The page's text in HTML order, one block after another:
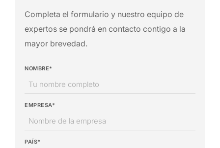
Completa el formulario y nuestro equipo de
expertos se pondrá en contacto contigo a la
mayor brevedad.
NOMBRE*
EMPRESA*
PAÍS*